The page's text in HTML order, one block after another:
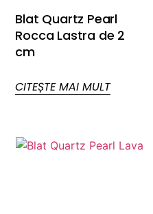
Blat Quartz Pearl
Rocca Lastra de 2
cm
CITEȘTE MAI MULT